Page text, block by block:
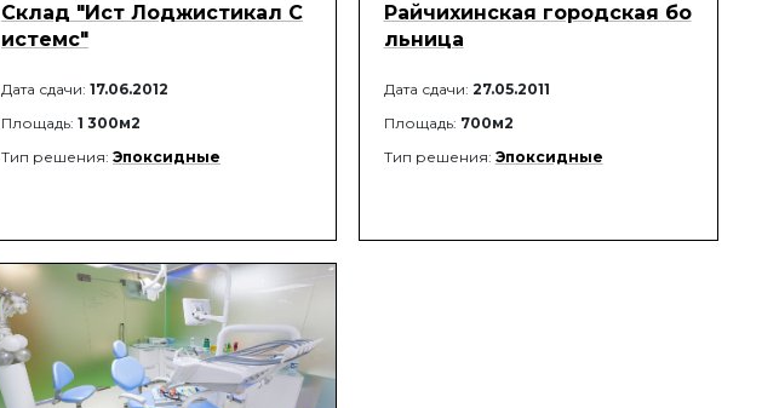
Склад "Ист Лоджистикал С
истемс"
Дата сдачи: 17.06.2012
Площадь: 1 300м2
Тип решения: Эпоксидные
Райчихинская городская бо
льница
Дата сдачи: 27.05.2011
Площадь: 700м2
Тип решения: Эпоксидные